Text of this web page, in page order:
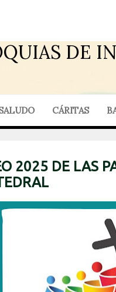
DE
CÁRITAS
2025 DE LAS